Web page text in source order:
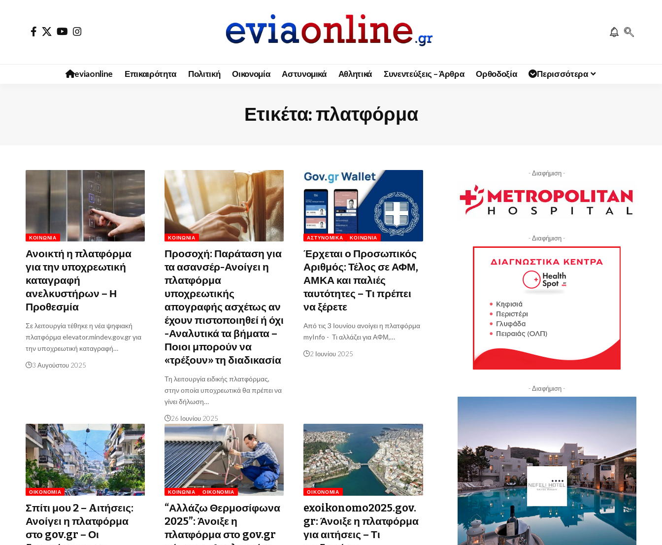
eviaonline Επικαιρότητα Πολιτική Οικονομία Αστυνομικά Αθλητικά Συνεντεύξεις – Άρθρα Ορθοδοξία Περισσότερα
Ετικέτα:πλατφόρμα
ΚΟΙΝΩΝΊΑ
Ανοικτή η πλατφόρμα
για την υποχρεωτική
καταγραφή
ανελκυστήρων – Η
Προθεσμία
Σε λειτουργία τέθηκε η νέα ψηφιακή
πλατφόρμα elevator.mindev.gov.gr για
την υποχρεωτική καταγραφή…
3 Αυγούστου 2025
ΚΟΙΝΩΝΊΑ
Προσοχή: Παράταση για
τα ασανσέρ-Ανοίγει η
πλατφόρμα
υποχρεωτικής
απογραφής ασχέτως αν
έχουν πιστοποιηθεί ή όχι
-Αναλυτικά τα βήματα –
Ποιοι μπορούν να
«τρέξουν» τη διαδικασία
Τη λειτουργία ειδικής πλατφόρμας,
στην οποία υποχρεωτικά θα πρέπει να
γίνει δήλωση…
26 Ιουνίου 2025
ΑΣΤΥΝΟΜΙΚΆ ΚΟΙΝΩΝΊΑ
Έρχεται ο Προσωπικός
Αριθμός: Τέλος σε ΑΦΜ,
ΑΜΚΑ και παλιές
ταυτότητες – Τι πρέπει
να ξέρετε
Από τις 3 Ιουνίου ανοίγει η πλατφόρμα
myInfo - Τι αλλάζει για ΑΦΜ,…
2 Ιουνίου 2025
ΟΙΚΟΝΟΜΊΑ
Σπίτι μου 2 – Aιτήσεις:
Ανοίγει η πλατφόρμα
στο gov.gr – Οι
ΚΟΙΝΩΝΊΑ ΟΙΚΟΝΟΜΊΑ
“Αλλάζω Θερμοσίφωνα
2025”: Άνοιξε η
πλατφόρμα στο gov.gr
ΟΙΚΟΝΟΜΊΑ
exoikonomo2025.gov.
gr: Άνοιξε η πλατφόρμα
για αιτήσεις – Τι
- Διαφήμιση -
- Διαφήμιση -
- Διαφήμιση -